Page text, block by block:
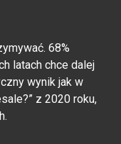
68%
latach chce dalej
wynik jak w
z 2020 roku,